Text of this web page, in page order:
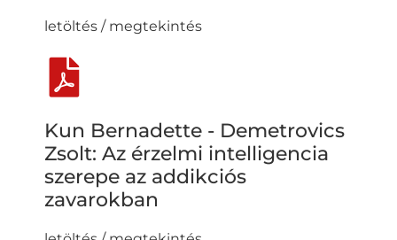
letöltés / megtekintés
Kun Bernadette - Demetrovics
Zsolt: Az érzelmi intelligencia
szerepe az addikciós
zavarokban